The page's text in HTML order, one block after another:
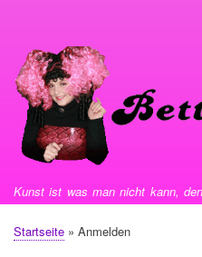
menu
Kunst ist was man nicht kann,
Pfadnavigation
Startseite Anmelden